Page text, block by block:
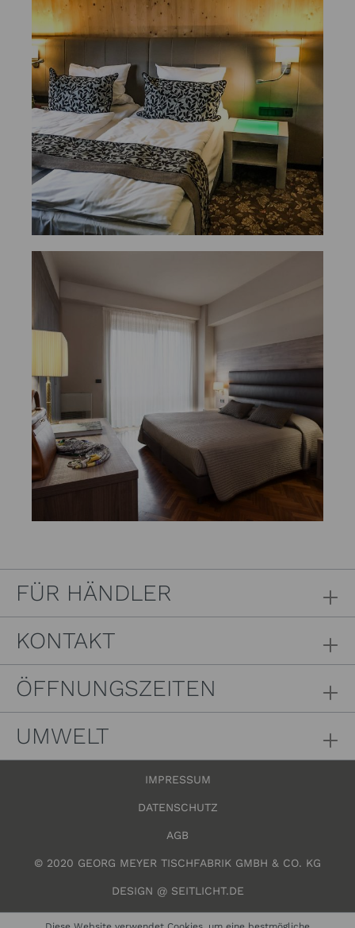
FÜR HÄNDLER
KONTAKT
ÖFFNUNGSZEITEN
UMWELT
IMPRESSUM
DATENSCHUTZ
AGB
© 2020 GEORG MEYER TISCHFABRIK GMBH & CO. KG
DESIGN @ SEITLICHT.DE